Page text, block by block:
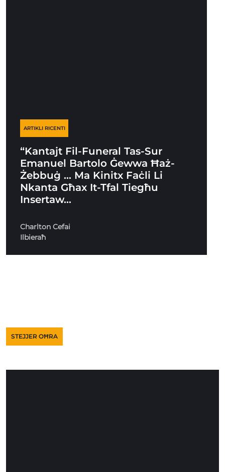
ARTIKLI RICENTI
“Kantajt Fil-Funeral Tas-Sur
Emanuel Bartolo Ġewwa Ħaż-
Żebbuġ … Ma Kinitx Faċli Li
Nkanta Għax It-Tfal Tiegħu
Insertaw…
Charlton Cefai
Ilbieraħ
STEJJER OĦRA